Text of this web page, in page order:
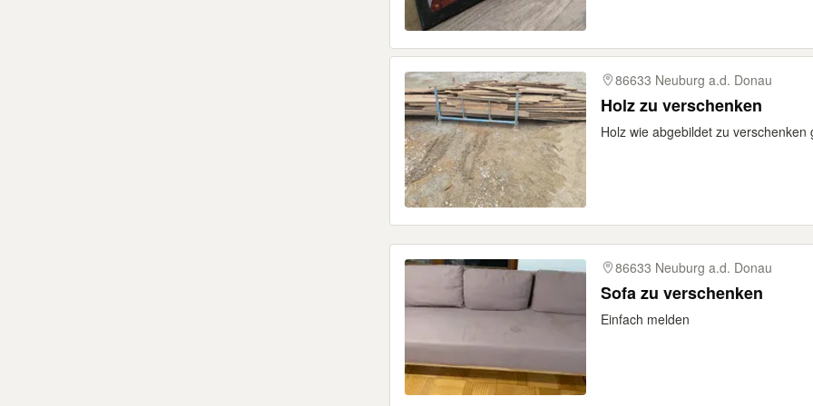
86633 Neuburg a.d. Donau
Holz zu verschenken
Holz wie abgebildet zu
86633 Neuburg a.d. Donau
Sofa zu verschenken
Einfach melden